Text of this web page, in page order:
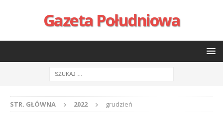
Gazeta Południowa
STR. GŁÓWNA 2022 grudzień